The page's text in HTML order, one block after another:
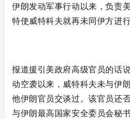
伊朗发动军事行动以来，负责
特使威特科夫就再未同伊方进
报道援引美政府高级官员的话
动空袭以来，威特科夫未与伊
他伊朗官员交谈过。该官员还
与伊朗最高国家安全委员会秘